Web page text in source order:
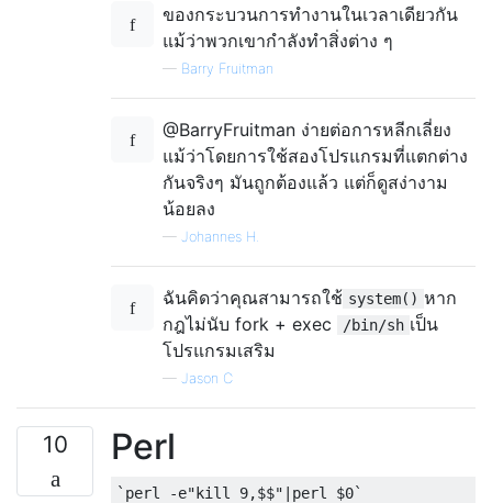
ของกระบวนการทำงานในเวลาเดียวกัน
แม้ว่าพวกเขากำลังทำสิ่งต่าง ๆ
— Barry Fruitman
@BarryFruitman ง่ายต่อการหลีกเลี่ยง
แม้ว่าโดยการใช้สองโปรแกรมที่แตกต่าง
กันจริงๆ มันถูกต้องแล้ว แต่ก็ดูสง่างาม
น้อยลง
— Johannes H.
ฉันคิดว่าคุณสามารถใช้ system() หาก
กฎไม่นับ fork + exec
/bin/sh เป็น
โปรแกรมเสริม
— Jason C
10 Perl